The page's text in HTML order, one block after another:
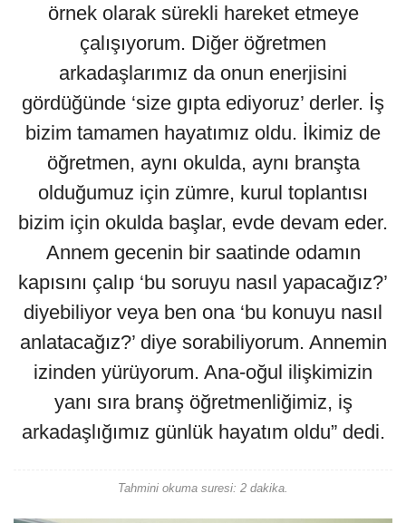
örnek olarak sürekli hareket etmeye
çalışıyorum. Diğer öğretmen
arkadaşlarımız da onun enerjisini
gördüğünde ‘size gıpta ediyoruz’ derler. İş
bizim tamamen hayatımız oldu. İkimiz de
öğretmen, aynı okulda, aynı branşta
olduğumuz için zümre, kurul toplantısı
bizim için okulda başlar, evde devam eder.
Annem gecenin bir saatinde odamın
kapısını çalıp ‘bu soruyu nasıl yapacağız?’
diyebiliyor veya ben ona ‘bu konuyu nasıl
anlatacağız?’ diye sorabiliyorum. Annemin
izinden yürüyorum. Ana-oğul ilişkimizin
yanı sıra branş öğretmenliğimiz, iş
arkadaşlığımız günlük hayatım oldu” dedi.
Tahmini okuma suresi: 2 dakika.